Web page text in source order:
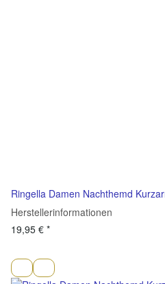
Ringella Damen Nachthemd
Herstellerinformationen
19,95 € *